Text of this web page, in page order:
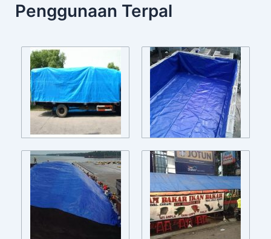
Penggunaan Terpal